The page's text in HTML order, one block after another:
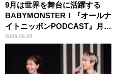
9月は世界を舞台に活躍する
BABYMONSTER！『オールナ
イトニッポンPODCAST』月替
わりパーソナリティ
2026.08.05